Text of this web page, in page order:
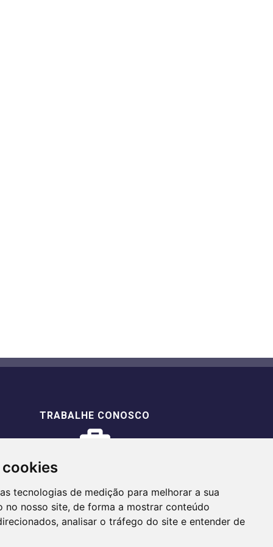
tecnologias de medição para melhorar a sua
no nosso site, de forma a mostrar conteúdo
analisar o tráfego do site e entender de
TRABALHE CONOSCO